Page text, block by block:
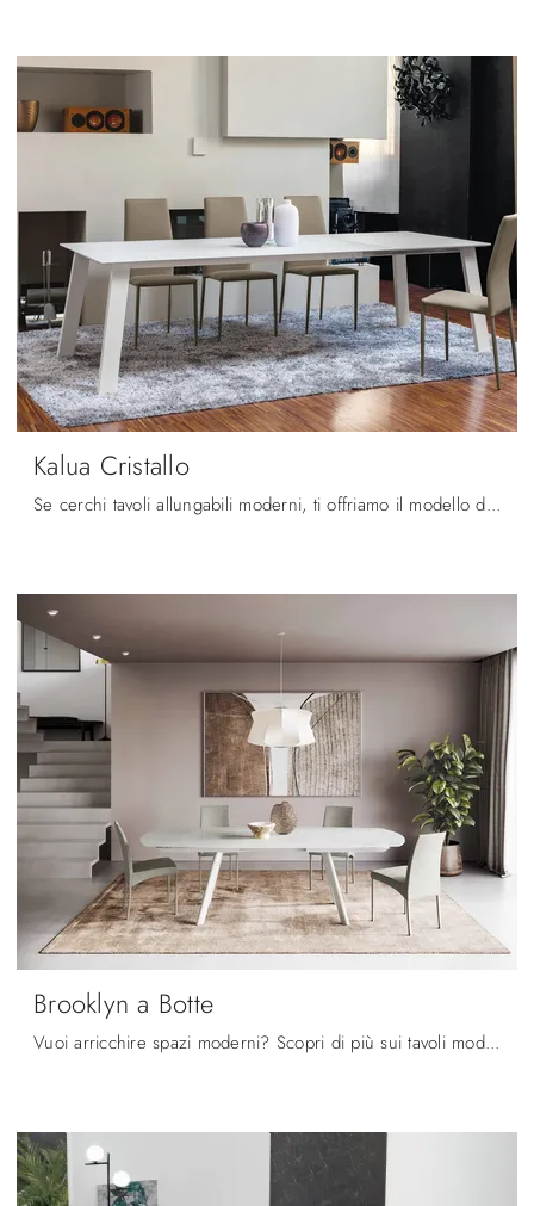
Kalua Cristallo
Se cerchi tavoli allungabili moderni, ti offriamo il modello da pranzo in vetro Kalua Cristallo della firma Ingenia.
Brooklyn a Botte
Vuoi arricchire spazi moderni? Scopri di più sui tavoli moderni allungabili: il modello da pranzo Brooklyn a Botte ti attende.